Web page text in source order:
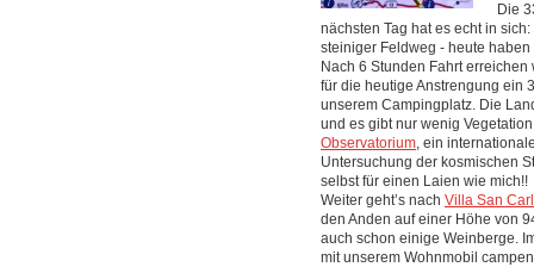
Die
nächsten Tag hat es echt in
steiniger Feldweg - heute
Nach 6 Stunden Fahrt
für die heutige Anstrengung ein
unserem Campingplatz. Die
und es gibt nur wenig
Observatorium, ein
Untersuchung der kosmischen
selbst für einen Laien wie mich!!
Weiter geht’s nach Villa San
den Anden auf einer Höhe von
auch schon einige Weinberge.
mit unserem Wohnmobil